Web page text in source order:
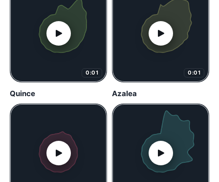
0:01
Quince
0:01
Azalea